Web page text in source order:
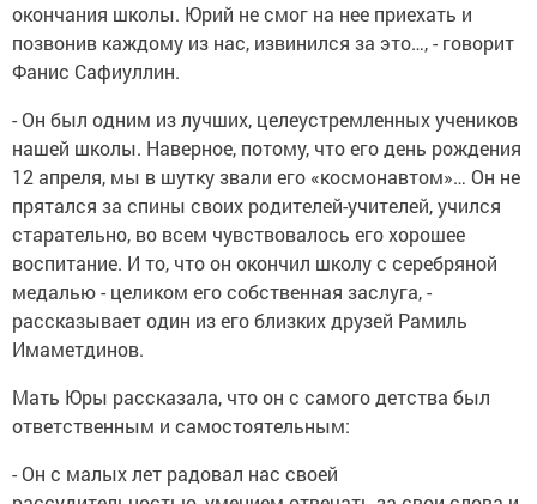
окончания школы. Юрий не смог на нее приехать и
позвонив каждому из нас, извинился за это…, - говорит
Фанис Сафиуллин.
- Он был одним из лучших, целеустремленных учеников
нашей школы. Наверное, потому, что его день рождения
12 апреля, мы в шутку звали его «космонавтом»… Он не
прятался за спины своих родителей-учителей, учился
старательно, во всем чувствовалось его хорошее
воспитание. И то, что он окончил школу с серебряной
медалью - целиком его собственная заслуга, -
рассказывает один из его близких друзей Рамиль
Имаметдинов.
Мать Юры рассказала, что он с самого детства был
ответственным и самостоятельным:
- Он с малых лет радовал нас своей